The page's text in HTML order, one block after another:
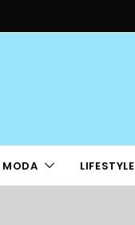
MODA LIFESTYLE